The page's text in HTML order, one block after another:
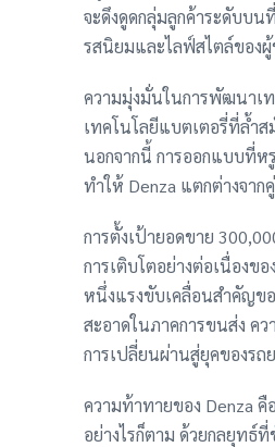
จะดึงดูดกลุ่มลูกค้าระดับบ
รสนิยมและไลฟ์สไตล์ของ
ความมุ่งมั่นในการพัฒนาเ
เทคโนโลยีแบตเตอรี่ที่ล้ำ
นอกจากนี้ การออกแบบที่ห
ทำให้ Denza แตกต่างจาก
การตั้งเป้ายอดขาย
การเติบโตอย่างต่อเนื่องข
หนึ่งแรงขับเคลื่อนสำคัญข
สะอาดในภาคการขนส่ง ค
การเปลี่ยนผ่านสู่ยุคของร
ความท้าทายของ Denza
อย่างไรก็ตาม ด้วยกลยุทธ์